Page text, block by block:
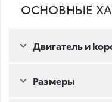
ОСНОВНЫЕ
Двигатель и
Размеры